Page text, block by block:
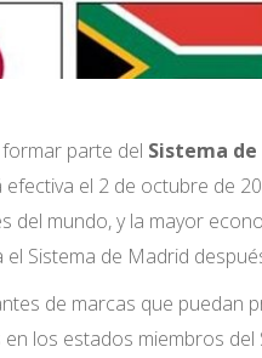
parte del Sistema
el 2 de octubre de
del mundo, y la mayor
Sistema de Madrid
de marcas que puedan
los estados miembros